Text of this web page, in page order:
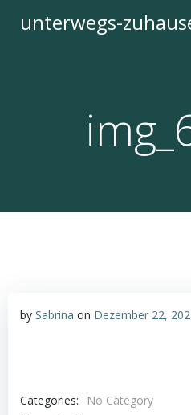
unterwegs-
by Sabrina on Dezember 22,
Categories:
No Category